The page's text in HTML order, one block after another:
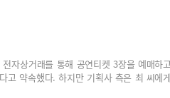
자상거래를 통해 공연티켓 3장을 예매하
고 약속했다. 하지만 기획사 측은 최 씨에게